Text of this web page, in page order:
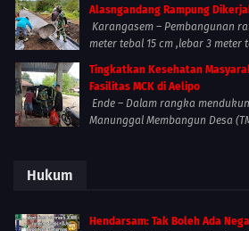
Alasngandang Rampung
Karangasem – Pembangunan
meter tebal 15 cm ,lebar 3 meter
Tingkatkan Kesehatan
Fasilitas MCK di Aelipo
Ende – Dalam rangka
Manunggal Membangun Desa
Hukum
Hendarsam: Tak Boleh Ada